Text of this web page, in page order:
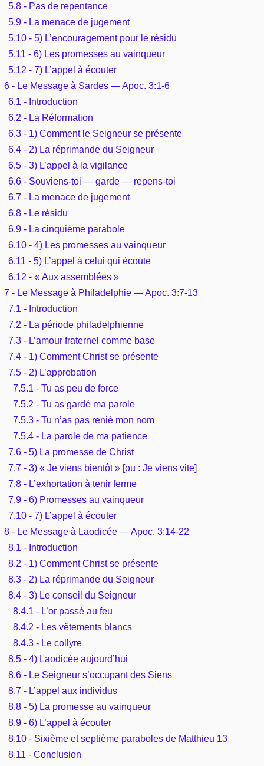
5.8 - Pas de repentance
5.9 - La menace de jugement
5.10 - 5) L’encouragement pour le résidu
5.11 - 6) Les promesses au vainqueur
5.12 - 7) L’appel à écouter
6 - Le Message à Sardes — Apoc. 3:1-6
6.1 - Introduction
6.2 - La Réformation
6.3 - 1) Comment le Seigneur se présente
6.4 - 2) La réprimande du Seigneur
6.5 - 3) L’appel à la vigilance
6.6 - Souviens-toi — garde — repens-toi
6.7 - La menace de jugement
6.8 - Le résidu
6.9 - La cinquième parabole
6.10 - 4) Les promesses au vainqueur
6.11 - 5) L’appel à celui qui écoute
6.12 - « Aux assemblées »
7 - Le Message à Philadelphie — Apoc. 3:7-13
7.1 - Introduction
7.2 - La période philadelphienne
7.3 - L’amour fraternel comme base
7.4 - 1) Comment Christ se présente
7.5 - 2) L’approbation
7.5.1 - Tu as peu de force
7.5.2 - Tu as gardé ma parole
7.5.3 - Tu n’as pas renié mon nom
7.5.4 - La parole de ma patience
7.6 - 5) La promesse de Christ
7.7 - 3) « Je viens bientôt » [ou : Je viens vite]
7.8 - L’exhortation à tenir ferme
7.9 - 6) Promesses au vainqueur
7.10 - 7) L’appel à écouter
8 - Le Message à Laodicée — Apoc. 3:14-22
8.1 - Introduction
8.2 - 1) Comment Christ se présente
8.3 - 2) La réprimande du Seigneur
8.4 - 3) Le conseil du Seigneur
8.4.1 - L’or passé au feu
8.4.2 - Les vêtements blancs
8.4.3 - Le collyre
8.5 - 4) Laodicée aujourd’hui
8.6 - Le Seigneur s’occupant des Siens
8.7 - L’appel aux individus
8.8 - 5) La promesse au vainqueur
8.9 - 6) L’appel à écouter
8.10 - Sixième et septième paraboles de Matthieu 13
8.11 - Conclusion